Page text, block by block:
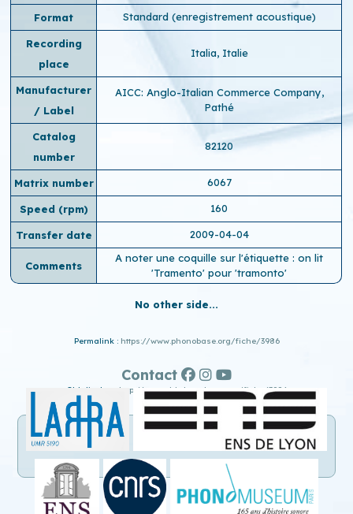
Format Standard (enregistrement acoustique)
Recording
place
Italia, Italie
Manufacturer
/ Label
AICC: Anglo-Italian Commerce Company,
Pathé
Catalog
number
82120
Matrix number 6067
Speed ​​(rpm) 160
Transfer date 2009-04-04
Comments
A noter une coquille sur l'étiquette : on lit
'Tramento' pour 'tramonto'
No other side...
Permalink : https://www.phonobase.org/fiche/3986
Old display : http://www.old.phonobase.org/fiche/3986
Contact